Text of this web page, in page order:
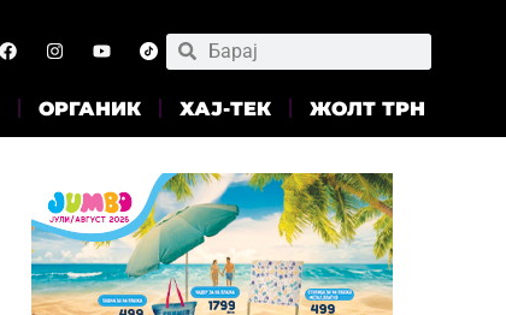
ОРГАНИК ХАЈ-ТЕК ЖОЛТ ТРН